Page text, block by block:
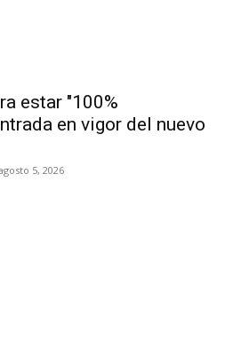
estar "100%
en vigor del nuevo
5, 2026